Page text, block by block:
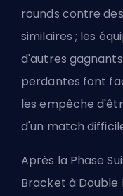
rounds contre
similaires ; les
d'autres
perdantes font
les empêche
d'un match
Après la Phase
Bracket à Double